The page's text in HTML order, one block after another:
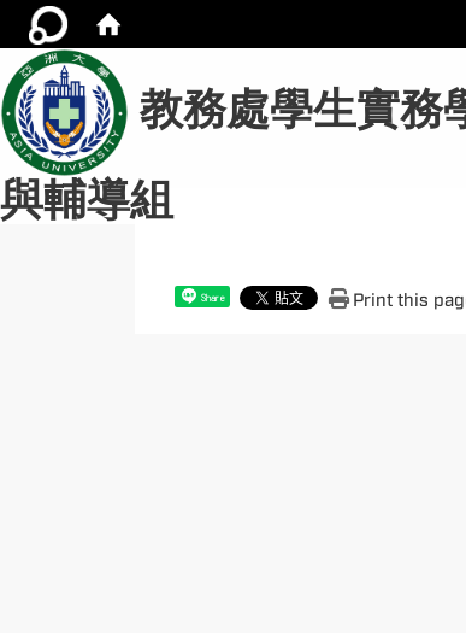
教務處學生實務
與輔導組
Share Print this